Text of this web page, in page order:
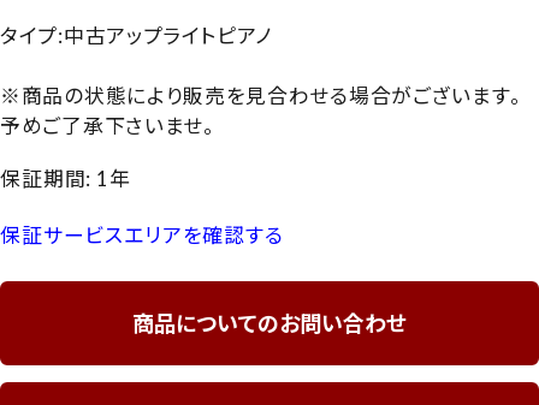
タイプ:中古アップライトピアノ
※商品の状態により販売を見合わせる場合がございます。
予めご了承下さいませ。
保証期間: 1年
保証サービスエリアを確認する
商品についてのお問い合わせ